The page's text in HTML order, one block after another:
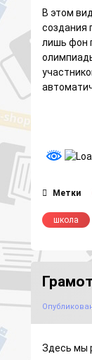
В этом
создания
лишь фон
Метки
школа
Здесь мы